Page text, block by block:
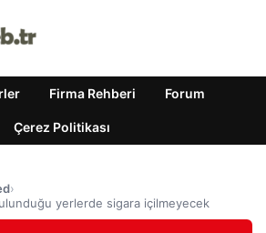
Firma Rehberi Forum
Çerez Politikası
›
yerlerde sigara içilmeyecek